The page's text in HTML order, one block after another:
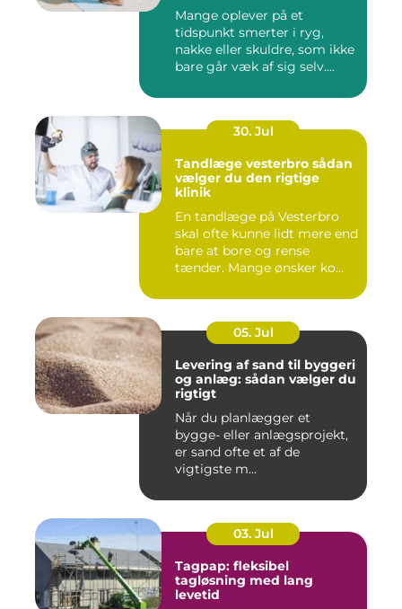
Mange oplever på et
tidspunkt smerter i ryg,
nakke eller skuldre, som ikke
bare går væk af sig selv....
30. Jul
Tandlæge vesterbro sådan
vælger du den rigtige
klinik
En tandlæge på Vesterbro
skal ofte kunne lidt mere end
bare at bore og rense
tænder. Mange ønsker ko...
05. Jul
Levering af sand til byggeri
og anlæg: sådan vælger du
rigtigt
Når du planlægger et
bygge- eller anlægsprojekt,
er sand ofte et af de
vigtigste m...
03. Jul
Tagpap: fleksibel
tagløsning med lang
levetid